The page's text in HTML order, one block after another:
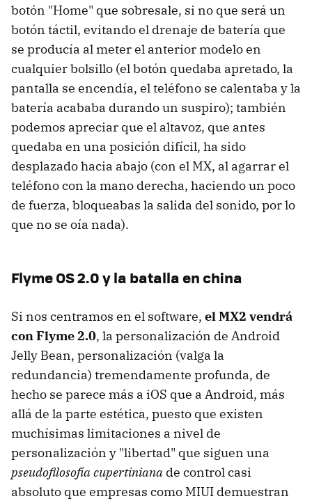
botón "Home" que sobresale, si no que será un
botón táctil, evitando el drenaje de batería que
se producía al meter el anterior modelo en
cualquier bolsillo (el botón quedaba apretado, la
pantalla se encendía, el teléfono se calentaba y la
batería acababa durando un suspiro); también
podemos apreciar que el altavoz, que antes
quedaba en una posición difícil, ha sido
desplazado hacia abajo (con el MX, al agarrar el
teléfono con la mano derecha, haciendo un poco
de fuerza, bloqueabas la salida del sonido, por lo
que no se oía nada).
Flyme OS 2.0 y la batalla en china
Si nos centramos en el software, el MX2 vendrá
con Flyme 2.0, la personalización de Android
Jelly Bean, personalización (valga la
redundancia) tremendamente profunda, de
hecho se parece más a iOS que a Android, más
allá de la parte estética, puesto que existen
muchísimas limitaciones a nivel de
personalización y "libertad" que siguen una
pseudofilosofía cupertiniana de control casi
absoluto que empresas como MIUI demuestran